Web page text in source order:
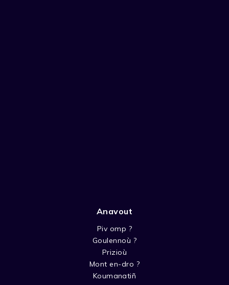
Anavout
Piv omp ?
Goulennoù ?
Prizioù
Mont en-dro ?
Koumanatiñ